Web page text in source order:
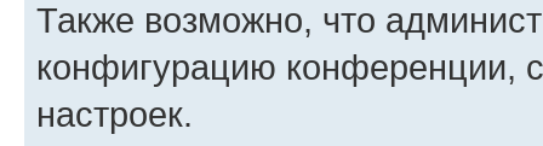
Также возможно, что
конфигурацию конференции,
настроек.